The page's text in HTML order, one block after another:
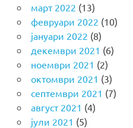
март 2022 (13)
февруари 2022 (10)
јануари 2022 (8)
декември 2021 (6)
ноември 2021 (2)
октомври 2021 (3)
септември 2021 (7)
август 2021 (4)
јули 2021 (5)